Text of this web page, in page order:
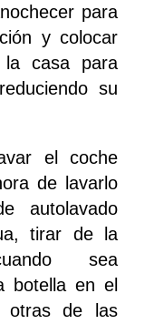
para
y colocar
casa para
su
el coche
de lavarlo
autolavado
tirar de la
sea
botella en el
otras de las